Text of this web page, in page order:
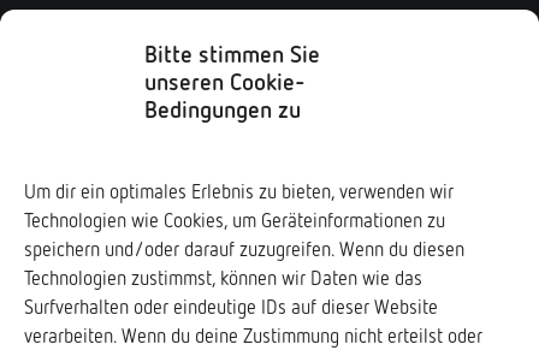
Bitte stimmen Sie
unseren Cookie-
Bedingungen zu
Um dir ein optimales Erlebnis zu bieten, verwenden wir
Technologien wie Cookies, um Geräteinformationen zu
speichern und/oder darauf zuzugreifen. Wenn du diesen
Technologien zustimmst, können wir Daten wie das
Surfverhalten oder eindeutige IDs auf dieser Website
verarbeiten. Wenn du deine Zustimmung nicht erteilst oder
Kontaktformular
Impressum
Datenschutz
Downloads ↓